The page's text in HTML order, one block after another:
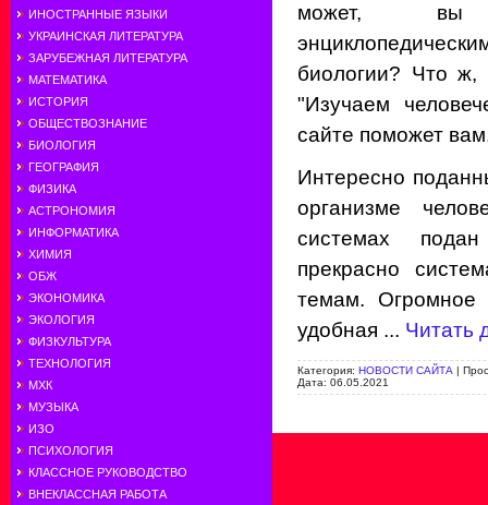
ИНОСТРАННЫЕ ЯЗЫКИ
УКРАИНСКАЯ ЛИТЕРАТУРА
ЗАРУБЕЖНАЯ ЛИТЕРАТУРА
МАТЕМАТИКА
ИСТОРИЯ
ОБЩЕСТВОЗНАНИЕ
БИОЛОГИЯ
ГЕОГРАФИЯ
ФИЗИКА
АСТРОНОМИЯ
ИНФОРМАТИКА
ХИМИЯ
ОБЖ
ЭКОНОМИКА
ЭКОЛОГИЯ
ФИЗКУЛЬТУРА
ТЕХНОЛОГИЯ
МХК
МУЗЫКА
ИЗО
ПСИХОЛОГИЯ
КЛАССНОЕ РУКОВОДСТВО
ВНЕКЛАССНАЯ РАБОТА
может, вы
биологии? Что ж,
"Изучаем
сайте поможет
Интересно
организме
системах
прекрасно
темам. Огромное
удобная ... Читать
Категория: НОВОСТИ САЙТА |
Дата: 06.05.2021